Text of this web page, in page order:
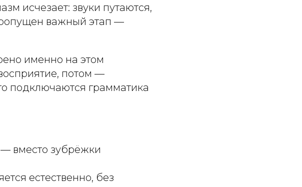
исчезает: звуки путаются,
важный этап —
именно на этом
потом —
подключаются грамматика
вместо зубрёжки
естественно, без